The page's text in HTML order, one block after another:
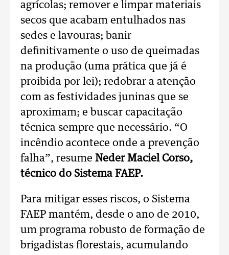
agrícolas; remover e limpar materiais
secos que acabam entulhados nas
sedes e lavouras; banir
definitivamente o uso de queimadas
na produção (uma prática que já é
proibida por lei); redobrar a atenção
com as festividades juninas que se
aproximam; e buscar capacitação
técnica sempre que necessário. “O
incêndio acontece onde a prevenção
falha”, resume Neder Maciel Corso,
técnico do Sistema FAEP.
Para mitigar esses riscos, o Sistema
FAEP mantém, desde o ano de 2010,
um programa robusto de formação de
brigadistas florestais, acumulando